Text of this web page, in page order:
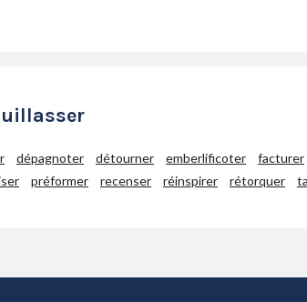
dépagnoter détourner emberlificoter facturer
préformer recenser réinspirer rétorquer